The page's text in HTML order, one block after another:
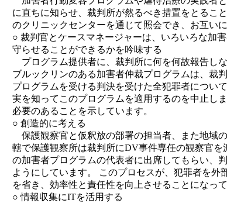
に直ちに知らせ、裁判所が然るべき措置をとるこ
のクリニックセンターを通じて照会でき、お互い
○ 裁判官とケースマネージャーは、いろいろな加
守らせることができるかを吟味する
プログラム提供者に、裁判所に何を何故報告し
ブルックリンのある加害者仲裁プログラムは、裁
プログラムを受ける判決を受けた全犯罪者につい
実を知ってこのプログラムを適用するのを中止し
必要のあることを示しています。
○ 創造的に考える
保護観察官と仮釈放の部署の担当者、また地域
轄で保護観察所は裁判所にDV事件専任の観察官
の加害者プログラムの代表者に出席してもらい、
ようにしています。 このプロセスが、犯罪者を
を省き、効率性と責任性を向上させることになって
○ 情報収集にITを活用する